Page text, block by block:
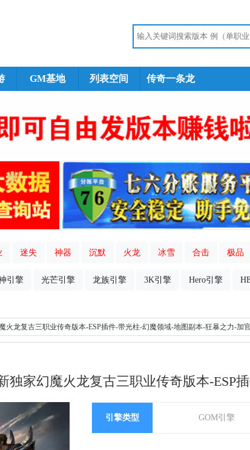
GM基地 列表空间 传奇一条龙
迷失 神器 沉默 火龙 冰雪 合击 极品
引擎 光芒引擎 龙族引擎 3K引擎 Hero引擎
火龙复古三职业传奇版本-ESP插件-带光柱-幻魔领域-地图副本-狂暴之力-加
独家幻魔火龙复古三职业传奇版本-ESP
引擎类型 GOM引擎